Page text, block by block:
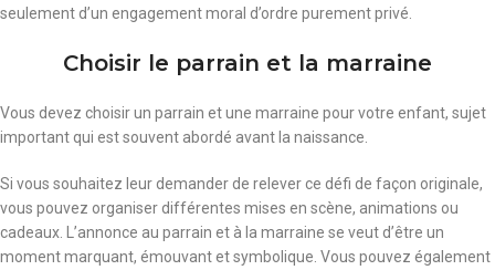
seulement d’un engagement moral d’ordre purement privé.
Choisir le parrain et la marraine
Vous devez choisir un parrain et une marraine pour votre enfant, sujet
important qui est souvent abordé avant la naissance.
Si vous souhaitez leur demander de relever ce défi de façon originale,
vous pouvez organiser différentes mises en scène, animations ou
cadeaux. L’annonce au parrain et à la marraine se veut d’être un
moment marquant, émouvant et symbolique. Vous pouvez également